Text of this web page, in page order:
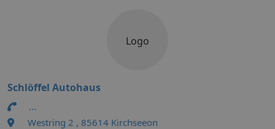
Logo
Schlöffel Autohaus
...
Westring 2 , 85614 Kirchseeon